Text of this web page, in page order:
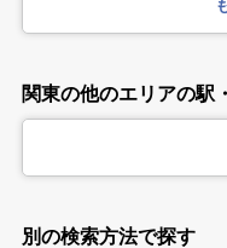
関東の他のエリアの駅
別の検索方法で探す